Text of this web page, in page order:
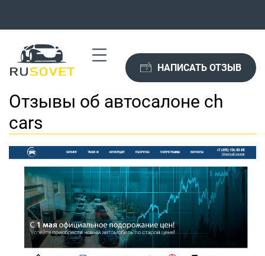
НАПИСАТЬ ОТЗЫВ
Отзывы об автосалоне ch
cars